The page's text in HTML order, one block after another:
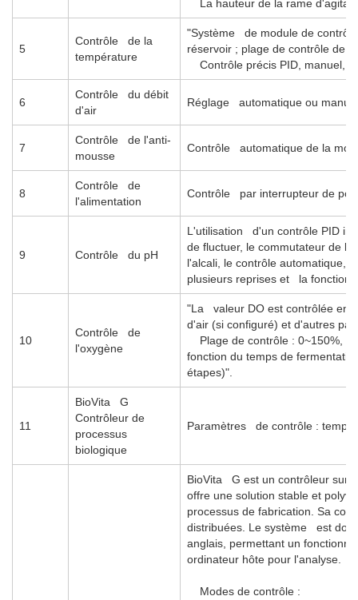
La hauteur de la rame
5
Contrôle de la
température
"Système de module de
réservoir ; plage de contrôle de
Contrôle précis PID, manuel,
6
Contrôle du débit
d'air
Réglage automatique ou
7
Contrôle de l'anti-
mousse
Contrôle automatique de la
8
Contrôle de
l'alimentation
Contrôle par interrupteur de
9 Contrôle du pH
L'utilisation d'un contrôle PID
de fluctuer, le commutateur de
l'alcali, le contrôle automatique,
plusieurs reprises et la fonction
10
Contrôle de
l'oxygène
"La valeur DO est contrôlée en
d'air (si configuré) et d'autres
Plage de contrôle : 0~150%,
fonction du temps de
étapes)".
11
BioVita G
Contrôleur de
processus
biologique
Paramètres de contrôle :
BioVita G est un contrôleur sur
offre une solution stable et
processus de fabrication. Sa
distribuées. Le système est
anglais, permettant un
ordinateur hôte pour l'analyse.
Modes de contrôle :